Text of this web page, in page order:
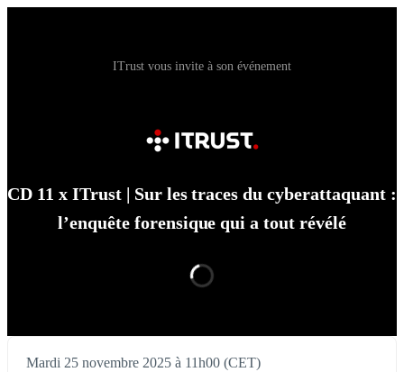
ITrust vous invite à son événement
CD 11 x ITrust | Sur les traces du cyberattaquant :
l’enquête forensique qui a tout révélé
Mardi 25 novembre 2025 à 11h00 (CET)